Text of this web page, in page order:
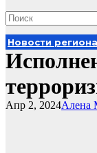
Новости региона
Алена
Апр 2, 2024